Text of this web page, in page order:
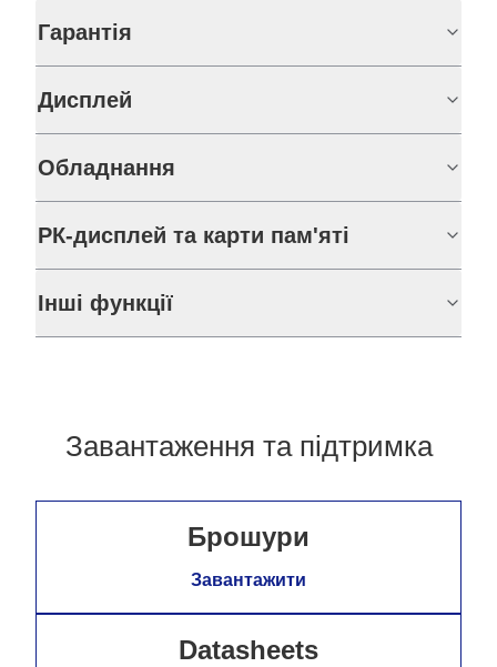
Гарантія
Дисплей
Обладнання
РК-дисплей та карти пам'яті
Інші функції
Завантаження та підтримка
Брошури
Завантажити
Datasheets